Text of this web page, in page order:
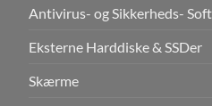
Antivirus- og Sikkerheds-
Eksterne Harddiske & SSDer
Skærme